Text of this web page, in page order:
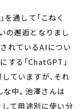
通して「こねく
の邂逅となりまし
れているAIについ
する「ChatGPT」
ていますが、それ
中。池澤さんは
て用途別に使い分